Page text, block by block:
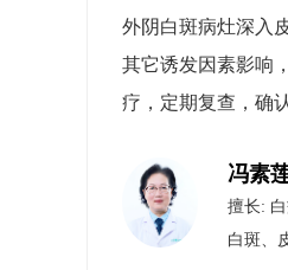
外阴白斑病灶深入
其它诱发因素影响
疗，定期复查，确
冯素
擅长:
白斑、